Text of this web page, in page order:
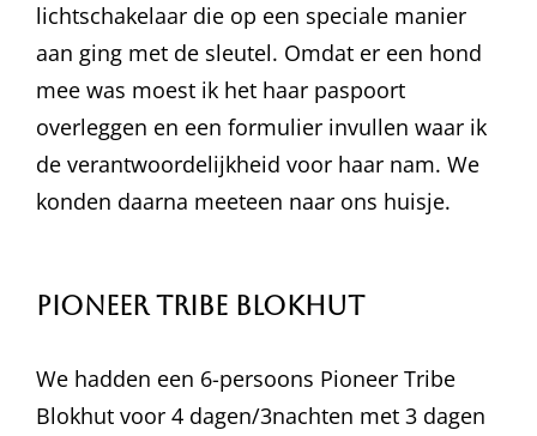
lichtschakelaar die op een speciale manier
aan ging met de sleutel. Omdat er een hond
mee was moest ik het haar paspoort
overleggen en een formulier invullen waar ik
de verantwoordelijkheid voor haar nam. We
konden daarna meeteen naar ons huisje.
Pioneer Tribe Blokhut
We hadden een 6-persoons Pioneer Tribe
Blokhut voor 4 dagen/3nachten met 3 dagen